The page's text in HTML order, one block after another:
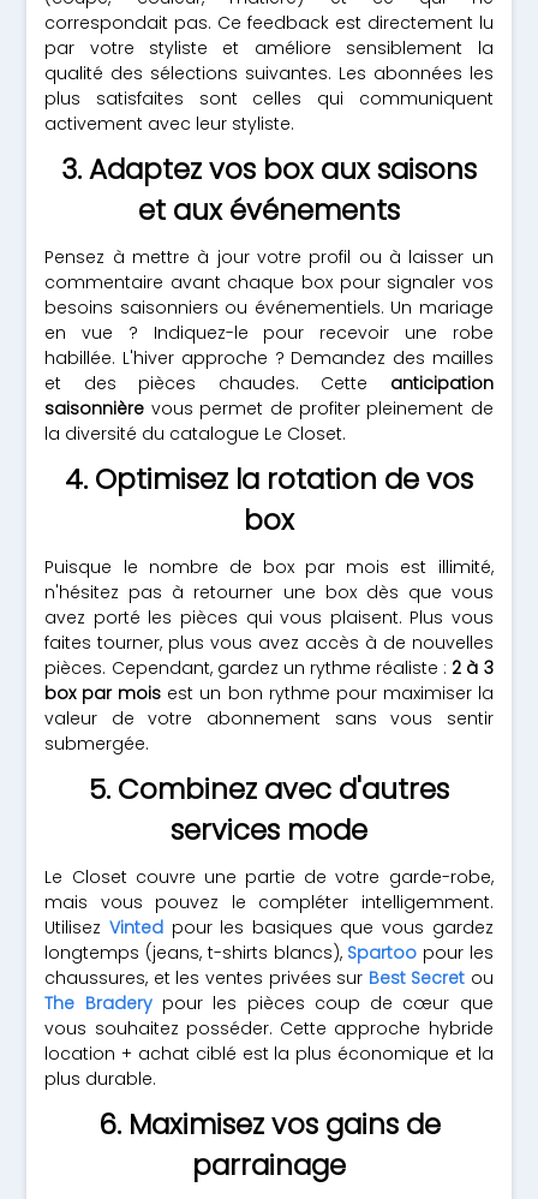
correspondait pas. Ce feedback est directement lu
par votre styliste et améliore sensiblement la
qualité des sélections suivantes. Les abonnées les
plus satisfaites sont celles qui communiquent
activement avec leur styliste.
3. Adaptez vos box aux saisons
et aux événements
Pensez à mettre à jour votre profil ou à laisser un
commentaire avant chaque box pour signaler vos
besoins saisonniers ou événementiels. Un mariage
en vue ? Indiquez-le pour recevoir une robe
habillée. L'hiver approche ? Demandez des mailles
et des pièces chaudes. Cette anticipation
saisonnière vous permet de profiter pleinement de
la diversité du catalogue Le Closet.
4. Optimisez la rotation de vos
box
Puisque le nombre de box par mois est illimité,
n'hésitez pas à retourner une box dès que vous
avez porté les pièces qui vous plaisent. Plus vous
faites tourner, plus vous avez accès à de nouvelles
pièces. Cependant, gardez un rythme réaliste : 2 à 3
box par mois est un bon rythme pour maximiser la
valeur de votre abonnement sans vous sentir
submergée.
5. Combinez avec d'autres
services mode
Le Closet couvre une partie de votre garde-robe,
mais vous pouvez le compléter intelligemment.
UtilisezVinted pour les basiques que vous gardez
longtemps (jeans, t-shirts blancs), Spartoo pour les
chaussures, et les ventes privées sur Best Secret ou
The Braderypour les pièces coup de cœur que
vous souhaitez posséder. Cette approche hybride
location + achat ciblé est la plus économique et la
plus durable.
6. Maximisez vos gains de
parrainage